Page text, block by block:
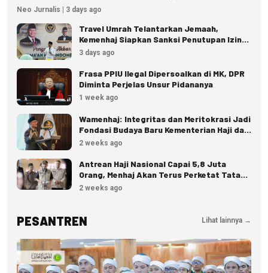
Neo Jurnalis | 3 days ago
Travel Umrah Telantarkan Jemaah,
Kemenhaj Siapkan Sanksi Penutupan Izin
hingga Pidana
3 days ago
Frasa PPIU Ilegal Dipersoalkan di MK, DPR
Diminta Perjelas Unsur Pidananya
1 week ago
Wamenhaj: Integritas dan Meritokrasi Jadi
Fondasi Budaya Baru Kementerian Haji dan
Umrah
2 weeks ago
Antrean Haji Nasional Capai 5,8 Juta
Orang, Menhaj Akan Terus Perketat Tata
Kelola
2 weeks ago
PESANTREN Lihat lainnya →